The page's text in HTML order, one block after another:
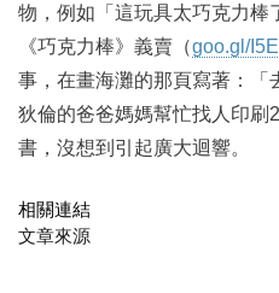
物，例如「這玩具太巧克力棒
《巧克力棒》義賣（goo.gl/
事，在畫海灘的那頁寫著：「
狄倫的爸爸媽媽幫忙找人印刷
書，沒想到引起廣大迴響。
相關連結
文章來源